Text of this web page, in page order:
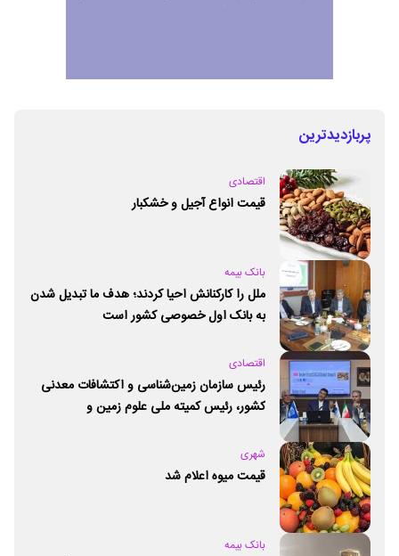
پربازدیدترین
اقتصادی
قیمت انواع آجیل و خشکبار
بانک بیمه
ملل را کارکنانش احیا کردند؛ هدف ما تبدیل شدن
به بانک اول خصوصی کشور است
اقتصادی
رئیس سازمان زمین‌شناسی و اکتشافات معدنی
کشور،‌ رئیس کمیته ملی علوم زمین و
شهری
قیمت میوه اعلام شد
بانک بیمه